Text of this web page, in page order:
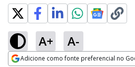
A+ A-
Adicione como fonte preferencial no